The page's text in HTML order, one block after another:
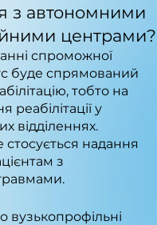
з автономними
центрами?
спроможної
буде спрямований
тобто на
реабілітації у
відділеннях.
надання
з
вузькопрофільні